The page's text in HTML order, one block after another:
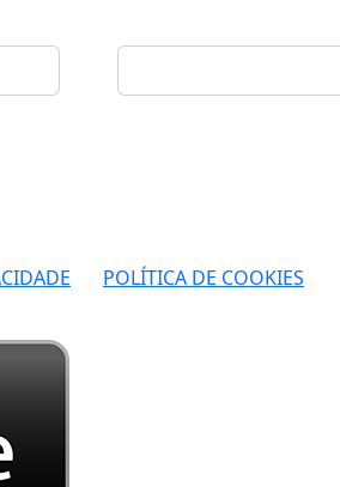
POLÍTICA DE COOKIES